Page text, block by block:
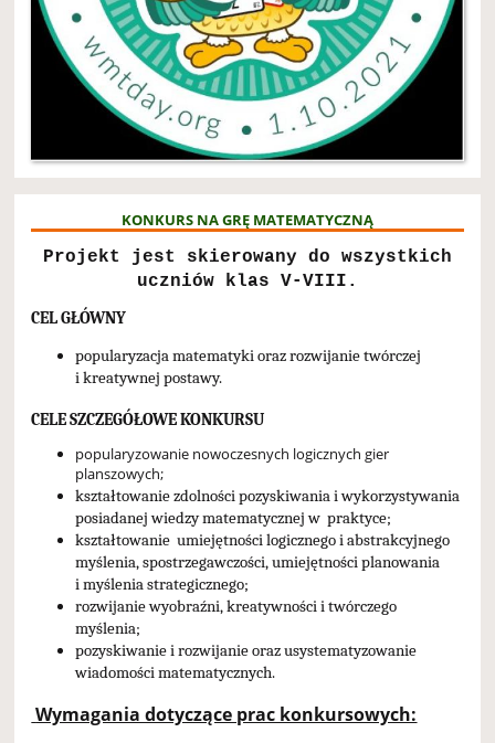
KONKURS NA GRĘ MATEMATYCZNĄ
Projekt jest skierowany do wszystkich
uczniów klas V-VIII.
CEL GŁÓWNY
popularyzacja matematyki oraz rozwijanie twórczej
i kreatywnej postawy.
CELE SZCZEGÓŁOWE KONKURSU
popularyzowanie nowoczesnych logicznych gier
planszowych;
kształtowanie zdolności pozyskiwania i wykorzystywania
posiadanej wiedzy matematycznej w praktyce;
kształtowanie umiejętności logicznego i abstrakcyjnego
myślenia, spostrzegawczości, umiejętności planowania
i myślenia strategicznego;
rozwijanie wyobraźni, kreatywności i twórczego
myślenia;
pozyskiwanie i rozwijanie oraz usystematyzowanie
wiadomości matematycznych.
Wymagania dotyczące prac konkursowych: